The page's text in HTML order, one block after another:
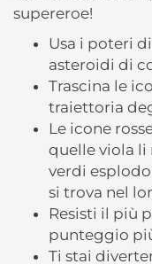
supereroe!
Usa i poteri
asteroidi di
Trascina le
traiettoria
Le icone
quelle viola li
verdi
si trova nel
Resisti il più
punteggio
Ti stai